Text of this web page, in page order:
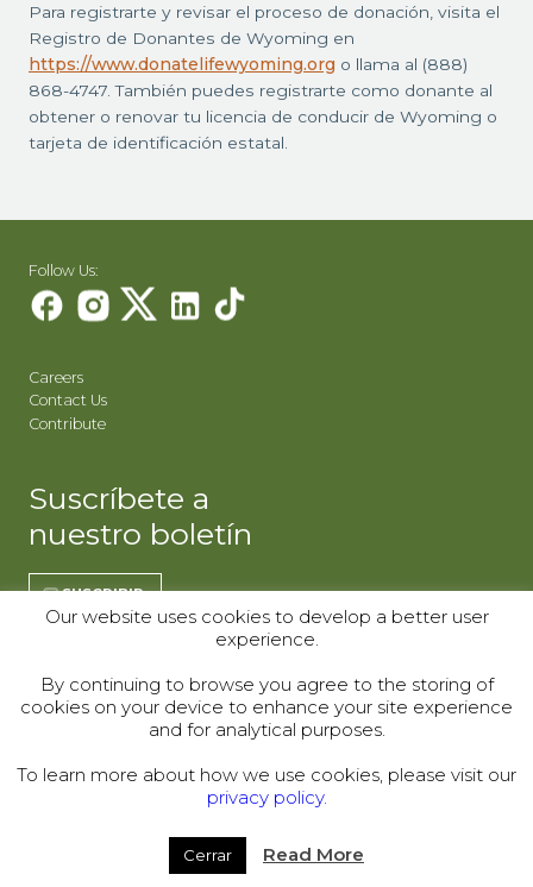
Para registrarte y revisar el proceso de donación, visita el
Registro de Donantes de Wyoming en
https://www.donatelifewyoming.org o llama al (888)
868-4747. También puedes registrarte como donante al
obtener o renovar tu licencia de conducir de Wyoming o
tarjeta de identificación estatal.
Follow Us:
Careers
Contact Us
Contribute
Suscríbete a
nuestro boletín
SUSCRIBIR
REGÍSTRATE | CO REGÍSTRATE | WY
Donor Alliance, Inc.
(303) 329-4747
Donor Alliance, Inc.
330 S Center St #418,
Privacy Policy
Our website uses cookies to develop a better user
experience.
By continuing to browse you agree to the storing of
cookies on your device to enhance your site experience
and for analytical purposes.
To learn more about how we use cookies, please visit our
privacy policy.
Cerrar Read More